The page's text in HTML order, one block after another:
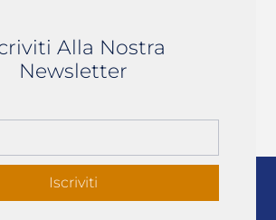
Alla Nostra
Newsletter
Iscriviti